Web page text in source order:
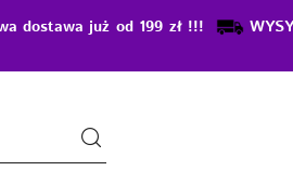
dostawa już od 199 zł !!!